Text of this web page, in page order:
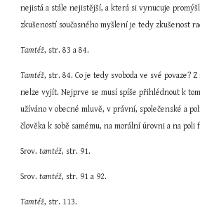
nejistá a stále nejistější, a která si vynucuje
zkušeností současného myšlení je tedy zkušenost
Tamtéž, str. 83 a 84.
Tamtéž, str. 84. Co je tedy svoboda ve své povaze?
nelze vyjít. Nejprve se musí spíše přihlédnout k
užíváno v obecné mluvě, v právní, společenské a
člověka k sobě samému, na morální úrovni a na poli
Srov. tamtéž, str. 91.
Srov. tamtéž, str. 91 a 92.
Tamtéž, str. 113.